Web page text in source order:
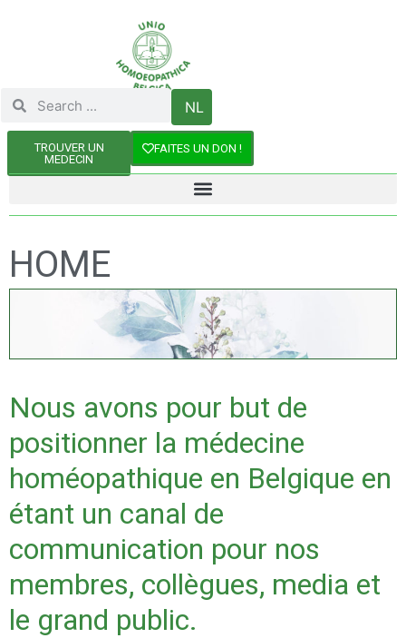
NL
TROUVER UN
MEDECIN
FAITES UN DON !
HOME
Nous avons pour but de
positionner la médecine
homéopathique en Belgique en
étant un canal de
communication pour nos
membres, collègues, media et
le grand public.